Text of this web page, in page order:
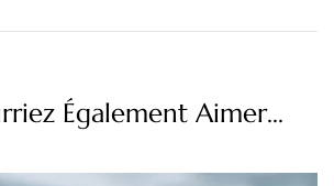
Également Aimer...